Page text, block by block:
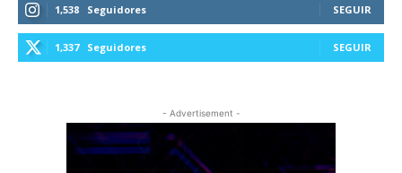
1,538 Seguidores SEGUIR
1,337 Seguidores SEGUIR
- Advertisement -